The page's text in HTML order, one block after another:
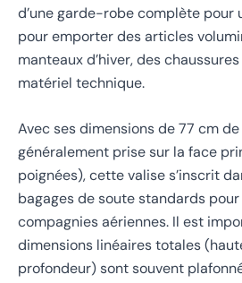
d’une garde-robe complète pour
pour emporter des articles
manteaux d’hiver, des
matériel technique.
Avec ses dimensions de 77 cm
généralement prise sur la face
poignées), cette valise s’inscrit
bagages de soute standards
compagnies aériennes. Il est
dimensions linéaires totales
profondeur) sont souvent